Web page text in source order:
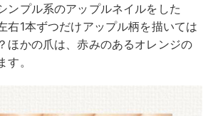
ンプル系のアップルネイルをした
右1本ずつだけアップル柄を描いては
ほかの爪は、赤みのあるオレンジの
。